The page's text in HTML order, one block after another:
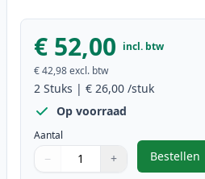
€ 52,00 incl. btw
€ 42,98excl. btw
2 Stuks | € 26,00 /stuk
Op voorraad
Aantal
Gebruik de knoppen om aan te
− +
1
Bestellen
,2